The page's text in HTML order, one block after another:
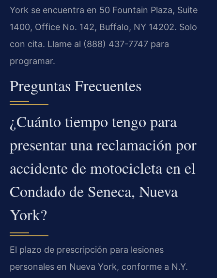
York se encuentra en 50 Fountain Plaza, Suite
1400, Office No. 142, Buffalo, NY 14202. Solo
con cita. Llame al (888) 437-7747 para
programar.
Preguntas Frecuentes
¿Cuánto tiempo tengo para
presentar una reclamación por
accidente de motocicleta en el
Condado de Seneca, Nueva
York?
El plazo de prescripción para lesiones
personales en Nueva York, conforme a N.Y.